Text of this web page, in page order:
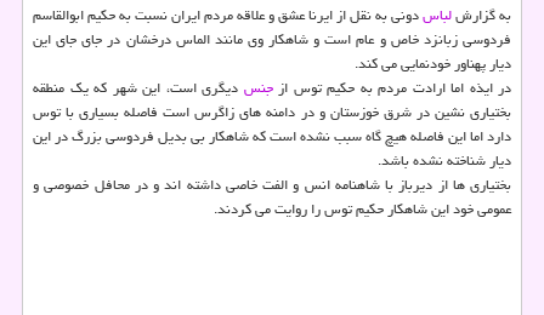
به گزارشلباسدونی به نقل از ایرنا عشق و علاقه مردم ایران نسبت به حکیم ابوالقاسم
فردوسی زبانزد خاص و عام است و شاهکار وی مانند الماس درخشان در جای جای این
دیار پهناور خودنمایی می کند.
در ایذه اما ارادت مردم به حکیم توس ازجنس دیگری است، این شهر که یک منطقه
بختیاری نشین در شرق خوزستان و در دامنه های زاگرس است فاصله بسیاری با توس
دارد اما این فاصله هیچ گاه سبب نشده است که شاهکار بی بدیل فردوسی بزرگ در این
دیار شناخته نشده باشد.
بختیاری ها از دیرباز با شاهنامه انس و الفت خاصی داشته اند و در محافل خصوصی و
عمومی خود این شاهکار حکیم توس را روایت می کردند.